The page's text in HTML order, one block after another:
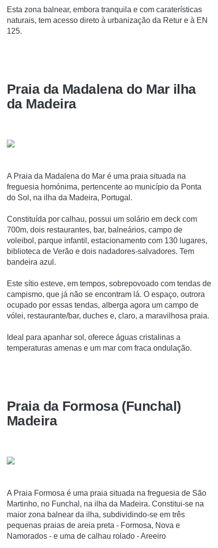
Esta zona balnear, embora tranquila e com caraterísticas
naturais, tem acesso direto à urbanização da Retur e à EN
125.
Praia da Madalena do Mar ilha
da Madeira
A Praia da Madalena do Mar é uma praia situada na
freguesia homónima, pertencente ao municí­pio da Ponta
do Sol, na ilha da Madeira, Portugal.
Constituí­da por calhau, possui um solário em deck com
700m, dois restaurantes, bar, balneários, campo de
voleibol, parque infantil, estacionamento com 130 lugares,
biblioteca de Verão e dois nadadores-salvadores. Tem
bandeira azul.
Este sítio esteve, em tempos, sobrepovoado com tendas de
campismo, que já não se encontram lá. O espaço, outrora
ocupado por essas tendas, alberga agora um campo de
vólei, restaurante/bar, duches e, claro, a maravilhosa praia.
Ideal para apanhar sol, oferece águas cristalinas a
temperaturas amenas e um mar com fraca ondulação.
Praia da Formosa (Funchal)
Madeira
A Praia Formosa é uma praia situada na freguesia de São
Martinho, no Funchal, na ilha da Madeira. Constitui-se na
maior zona balnear da ilha, subdividindo-se em três
pequenas praias de areia preta - Formosa, Nova e
Namorados - e uma de calhau rolado - Areeiro